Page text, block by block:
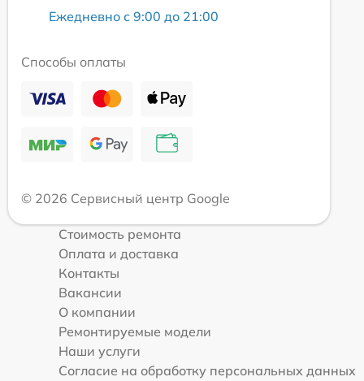
Ежедневно с 9:00 до 21:00
Способы оплаты
© 2026 Сервисный центр Google
Стоимость ремонта
Оплата и доставка
Контакты
Вакансии
О компании
Ремонтируемые модели
Наши услуги
Согласие на обработку персональных данных